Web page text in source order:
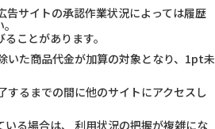
サイトの承認作業状況によっては履歴
ことがあります。
いた商品代金が加算の対象となり、1pt未
るまでの間に他のサイトにアクセスし
る場合は、 利用状況の把握が複雑にな